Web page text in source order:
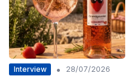
Interview •
28/07/2026